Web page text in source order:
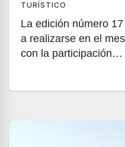
TURÍSTICO
La edición número
a realizarse en el
con la participación…